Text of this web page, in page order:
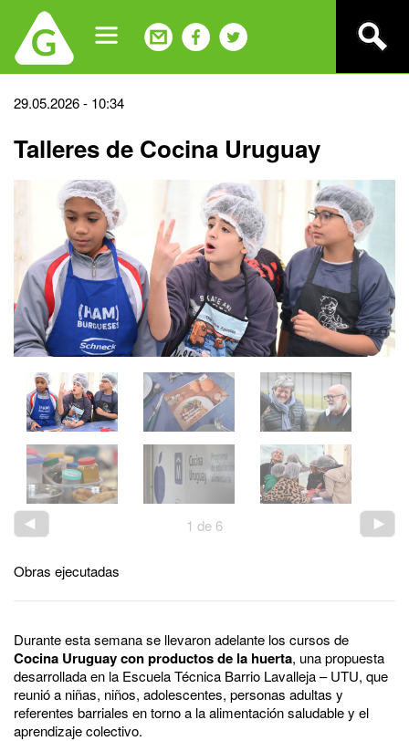
navigation
Back
top
29.05.2026 - 10:34
Talleres de Cocina Uruguay
1 de 6
Obras ejecutadas
Durante esta semana se llevaron adelante los cursos de
Cocina Uruguay con productos de la huerta, una propuesta
desarrollada en la Escuela Técnica Barrio Lavalleja – UTU, que
reunió a niñas, niños, adolescentes, personas adultas y
referentes barriales en torno a la alimentación saludable y el
aprendizaje colectivo.